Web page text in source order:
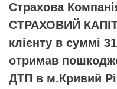
Страхова
СТРАХОВИЙ
клієнту в суммі
отримав
ДТП в м.Кривий